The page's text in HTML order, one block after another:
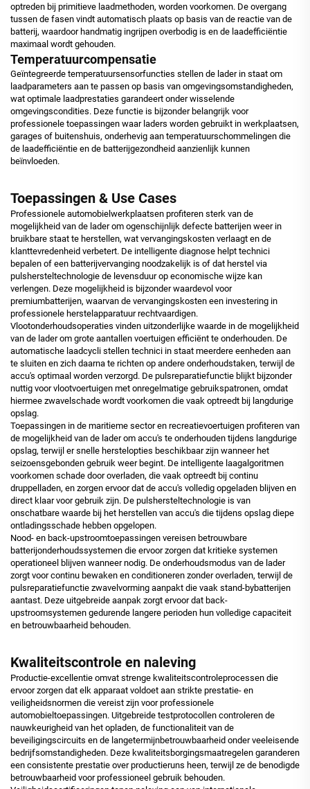
optreden bij primitieve laadmethoden, worden voorkomen. De overgang
tussen de fasen vindt automatisch plaats op basis van de reactie van de
batterij, waardoor handmatig ingrijpen overbodig is en de laadefficiëntie
maximaal wordt gehouden.
Temperatuurcompensatie
Geïntegreerde temperatuursensorfuncties stellen de lader in staat om
laadparameters aan te passen op basis van omgevingsomstandigheden,
wat optimale laadprestaties garandeert onder wisselende
omgevingscondities. Deze functie is bijzonder belangrijk voor
professionele toepassingen waar laders worden gebruikt in werkplaatsen,
garages of buitenshuis, onderhevig aan temperatuurschommelingen die
de laadefficiëntie en de batterijgezondheid aanzienlijk kunnen
beïnvloeden.
Toepassingen & Use Cases
Professionele automobielwerkplaatsen profiteren sterk van de
mogelijkheid van de lader om ogenschijnlijk defecte batterijen weer in
bruikbare staat te herstellen, wat vervangingskosten verlaagt en de
klanttevredenheid verbetert. De intelligente diagnose helpt technici
bepalen of een batterijvervanging noodzakelijk is of dat herstel via
pulshersteltechnologie de levensduur op economische wijze kan
verlengen. Deze mogelijkheid is bijzonder waardevol voor
premiumbatterijen, waarvan de vervangingskosten een investering in
professionele herstelapparatuur rechtvaardigen.
Vlootonderhoudsoperaties vinden uitzonderlijke waarde in de mogelijkheid
van de lader om grote aantallen voertuigen efficiënt te onderhouden. De
automatische laadcycli stellen technici in staat meerdere eenheden aan
te sluiten en zich daarna te richten op andere onderhoudstaken, terwijl de
accu's optimaal worden verzorgd. De pulsreparatiefunctie blijkt bijzonder
nuttig voor vlootvoertuigen met onregelmatige gebruikspatronen, omdat
hiermee zwavelschade wordt voorkomen die vaak optreedt bij langdurige
opslag.
Toepassingen in de maritieme sector en recreatievoertuigen profiteren van
de mogelijkheid van de lader om accu's te onderhouden tijdens langdurige
opslag, terwijl er snelle herstelopties beschikbaar zijn wanneer het
seizoensgebonden gebruik weer begint. De intelligente laagalgoritmen
voorkomen schade door overladen, die vaak optreedt bij continu
druppelladen, en zorgen ervoor dat de accu's volledig opgeladen blijven en
direct klaar voor gebruik zijn. De pulshersteltechnologie is van
onschatbare waarde bij het herstellen van accu's die tijdens opslag diepe
ontladingsschade hebben opgelopen.
Nood- en back-upstroomtoepassingen vereisen betrouwbare
batterijonderhoudssystemen die ervoor zorgen dat kritieke systemen
operationeel blijven wanneer nodig. De onderhoudsmodus van de lader
zorgt voor continu bewaken en conditioneren zonder overladen, terwijl de
pulsreparatiefunctie zwavelvorming aanpakt die vaak stand-bybatterijen
aantast. Deze uitgebreide aanpak zorgt ervoor dat back-
upstroomsystemen gedurende langere perioden hun volledige capaciteit
en betrouwbaarheid behouden.
Kwaliteitscontrole en naleving
Productie-excellentie omvat strenge kwaliteitscontroleprocessen die
ervoor zorgen dat elk apparaat voldoet aan strikte prestatie- en
veiligheidsnormen die vereist zijn voor professionele
automobieltoepassingen. Uitgebreide testprotocollen controleren de
nauwkeurigheid van het opladen, de functionaliteit van de
beveiligingscircuits en de langetermijnbetrouwbaarheid onder veeleisende
bedrijfsomstandigheden. Deze kwaliteitsborgingsmaatregelen garanderen
een consistente prestatie over productieruns heen, terwijl ze de benodigde
betrouwbaarheid voor professioneel gebruik behouden.